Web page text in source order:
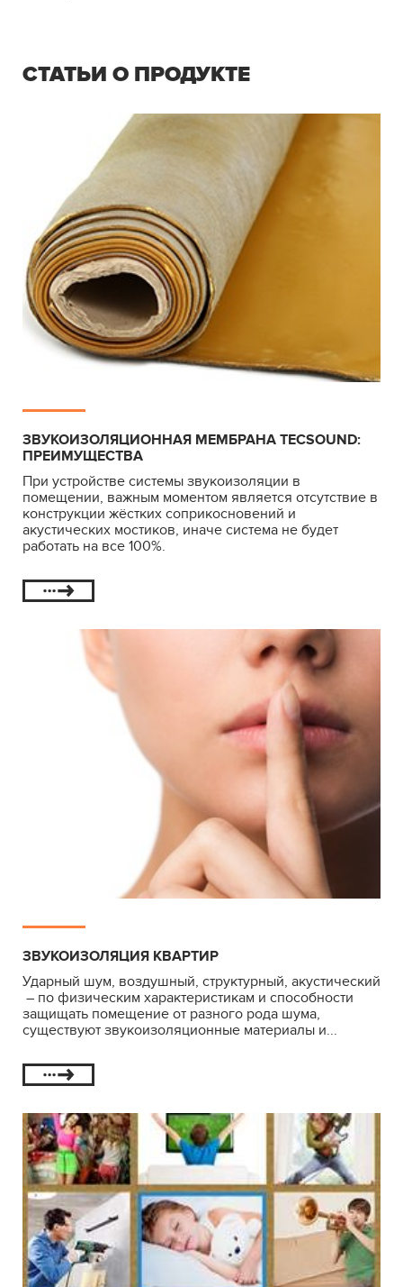
СТАТЬИ О ПРОДУКТЕ
ЗВУКОИЗОЛЯЦИОННАЯ МЕМБРАНА TECSOUND:
ПРЕИМУЩЕСТВА
При устройстве системы звукоизоляции в
помещении, важным моментом является отсутствие в
конструкции жёстких соприкосновений и
акустических мостиков, иначе система не будет
работать на все 100%.
ЗВУКОИЗОЛЯЦИЯ КВАРТИР
Ударный шум, воздушный, структурный, акустический
– по физическим характеристикам и способности
защищать помещение от разного рода шума,
существуют звукоизоляционные материалы и...